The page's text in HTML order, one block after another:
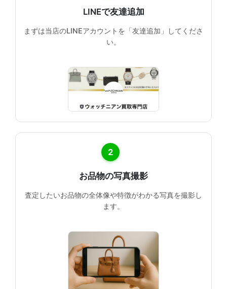
LINEで友達追加
まずは当店のLINEアカウントを「友達追加」してくださ
い。
2
お品物の写真撮影
査定したいお品物の全体像や特徴がわかる写真を撮影し
ます。